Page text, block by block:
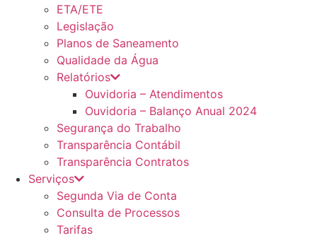
ETA/ETE
Legislação
Planos de Saneamento
Qualidade da Água
Relatórios
Ouvidoria – Atendimentos
Ouvidoria – Balanço Anual 2024
Segurança do Trabalho
Transparência Contábil
Transparência Contratos
Serviços
Segunda Via de Conta
Consulta de Processos
Tarifas